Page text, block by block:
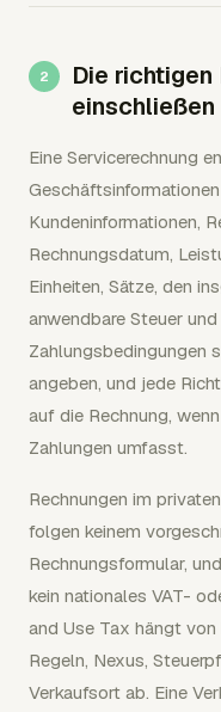
Die
einschließen
Eine Servicerechnung
Kundeninformationen,
Rechnungsdatum,
Einheiten, Sätze, den
anwendbare Steuer
Zahlungsbedingungen
angeben, und jede
auf die Rechnung,
Zahlungen umfasst.
Rechnungen im
folgen keinem
Rechnungsformular,
kein nationales VAT-
and Use Tax hängt
Regeln, Nexus,
Verkaufsort ab. Eine